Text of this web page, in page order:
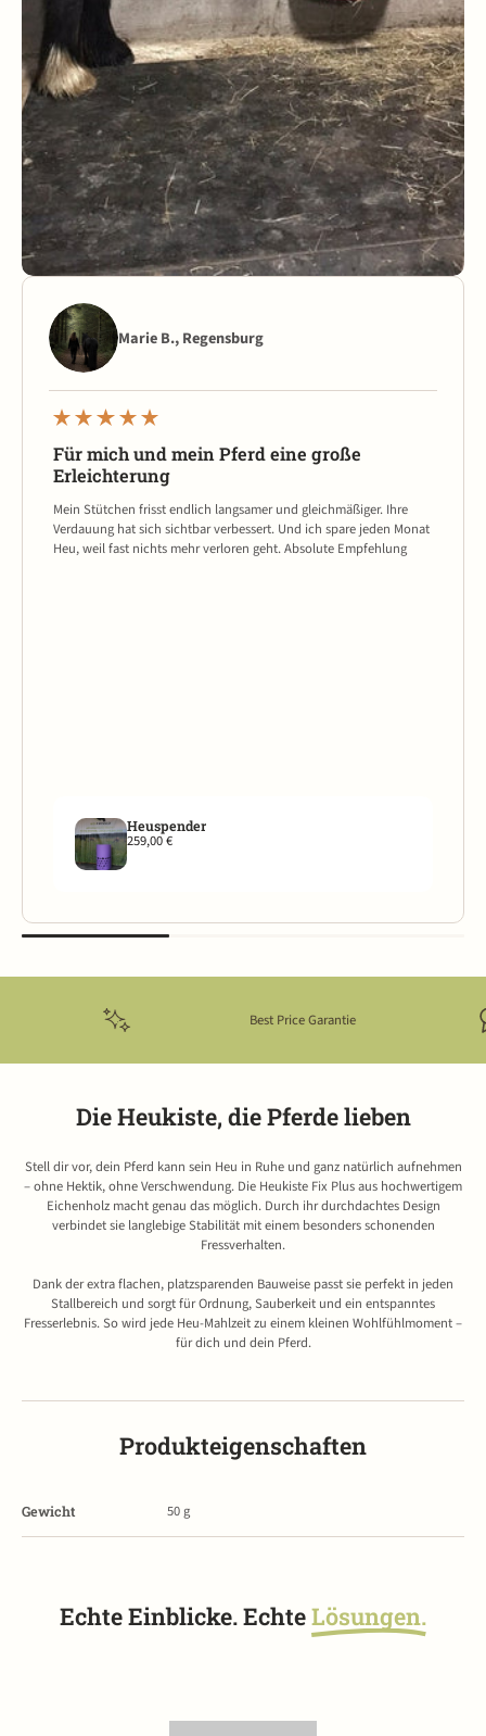
Marie B., Regensburg
Für mich und mein Pferd eine große
Erleichterung
Mein Stütchen frisst endlich langsamer und gleichmäßiger. Ihre
Verdauung hat sich sichtbar verbessert. Und ich spare jeden Monat
Heu, weil fast nichts mehr verloren geht. Absolute Empfehlung
Heuspender
259,00 €
Best Price Garantie
Die Heukiste, die Pferde lieben
Stell dir vor, dein Pferd kann sein Heu in Ruhe und ganz natürlich aufnehmen
– ohne Hektik, ohne Verschwendung. Die Heukiste Fix Plus aus hochwertigem
Eichenholz macht genau das möglich. Durch ihr durchdachtes Design
verbindet sie langlebige Stabilität mit einem besonders schonenden
Fressverhalten.
Dank der extra flachen, platzsparenden Bauweise passt sie perfekt in jeden
Stallbereich und sorgt für Ordnung, Sauberkeit und ein entspanntes
Fresserlebnis. So wird jede Heu-Mahlzeit zu einem kleinen Wohlfühlmoment –
für dich und dein Pferd.
Produkteigenschaften
Gewicht 50g
Echte Einblicke. EchteLösungen.